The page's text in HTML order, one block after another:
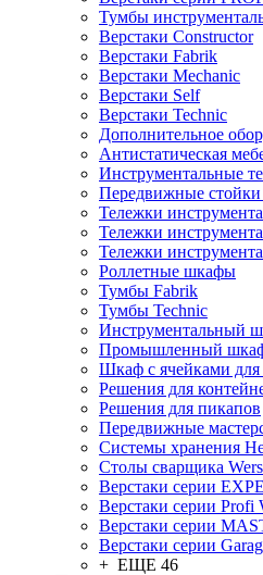
Тумбы
Верстаки Constructor
Верстаки Fabrik
Верстаки Mechanic
Верстаки Self
Верстаки Technic
Дополнительное
Антистатическая
Инструментальные
Передвижные стойки
Тележки
Тележки
Тележки
Роллетные шкафы
Тумбы Fabrik
Тумбы Technic
Инструментальный
Промышленный
Шкаф с ячейками
Решения для
Решения для пикапов
Передвижные
Системы хранения
Столы сварщика
Верстаки серии
Верстаки серии Profi
Верстаки серии
Верстаки серии
+ ЕЩЕ 46